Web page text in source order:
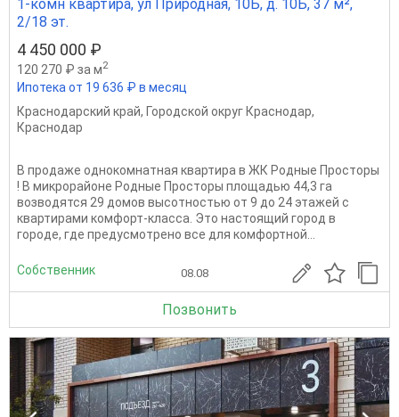
1-комн квартира, ул Природная, 10Б, д. 10Б, 37 м²,
2/18 эт.
4 450 000 ₽
120 270 ₽ за м2
Ипотека от 19 636 ₽ в месяц
Краснодарский край, Городской округ Краснодар,
Краснодар
В продаже однокомнатная квартира в ЖК Родные Просторы
! В микрорайоне Родные Просторы площадью 44,3 га
возводятся 29 домов высотностью от 9 до 24 этажей с
квартирами комфорт-класса. Это настоящий город в
городе, где предусмотрено все для комфортной...
Собственник 08.08
Позвонить